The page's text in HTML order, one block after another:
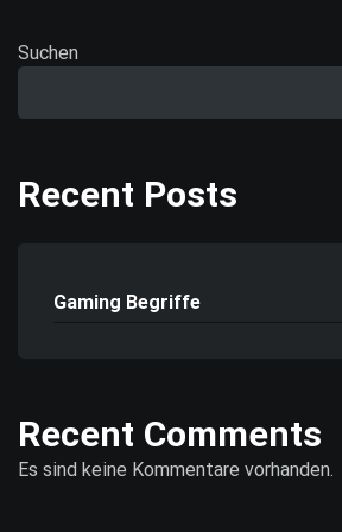
Suchen
Recent Posts
Gaming Begriffe
Recent Comments
Es sind keine Kommentare vorhanden.